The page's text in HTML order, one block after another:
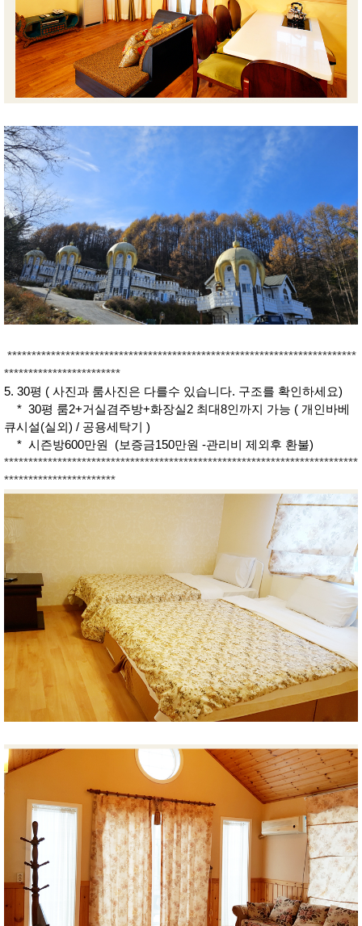
************************************************************************
************************
5. 30평 ( 사진과 룸사진은 다를수 있습니다. 구조를 확인하세요)
* 30평 룸2+거실겸주방+화장실2 최대8인까지 가능 ( 개인바베
큐시설(실외) / 공용세탁기 )
* 시즌방600만원 (보증금150만원 -관리비 제외후 환불)
*************************************************************************
***********************